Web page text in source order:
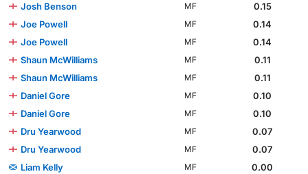
Josh Benson
MF
0.15
Joe Powell
MF
0.14
Joe Powell
MF
0.14
Shaun McWilliams
MF
0.11
Shaun McWilliams
MF
0.11
Daniel Gore
MF
0.10
Daniel Gore
MF
0.10
Dru Yearwood
MF
0.07
Dru Yearwood
MF
0.07
Liam Kelly
MF
0.00